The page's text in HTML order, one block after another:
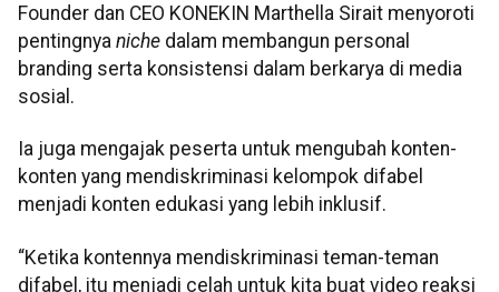
Founder dan CEO KONEKIN Marthella Sirait menyoroti
pentingnya niche dalam membangun personal
branding serta konsistensi dalam berkarya di media
sosial.
Ia juga mengajak peserta untuk mengubah konten-
konten yang mendiskriminasi kelompok difabel
menjadi konten edukasi yang lebih inklusif.
“Ketika kontennya mendiskriminasi teman-teman
difabel, itu menjadi celah untuk kita buat video reaksi